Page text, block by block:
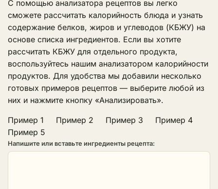
С помощью анализатора рецептов вы легко
сможете рассчитать калорийность блюда и узнать
содержание белков, жиров и углеводов (КБЖУ) на
основе списка ингредиентов. Если вы хотите
рассчитать КБЖУ для отдельного продукта,
воспользуйтесь нашим анализатором калорийности
продуктов. Для удобства мы добавили несколько
готовых примеров рецептов — выберите любой из
них и нажмите кнопку «Анализировать».
Пример 1 Пример 2 Пример 3
Пример 4
Пример 5
Напишите или вставьте ингредиенты рецепта: